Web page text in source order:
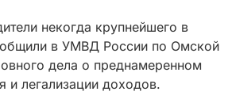
некогда крупнейшего в
в УМВД России по Омской
дела о преднамеренном
и легализации доходов.